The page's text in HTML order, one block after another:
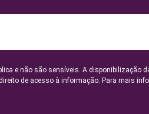
e não são sensíveis. A disponibilização
de acesso à informação. Para mais